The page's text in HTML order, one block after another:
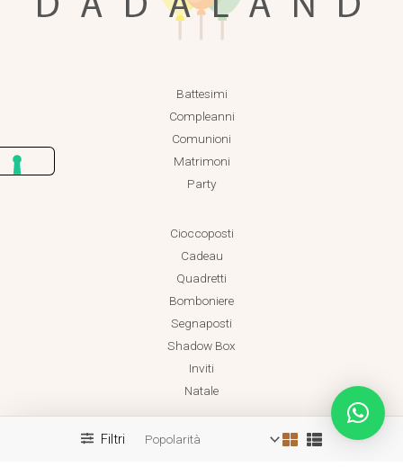
Filtri
Battesimi
Compleanni
Comunioni
Matrimoni
Party
Cioccoposti
Cadeau
Quadretti
Bomboniere
Segnaposti
Shadow Box
Inviti
Natale
Realizzato da Dadaland